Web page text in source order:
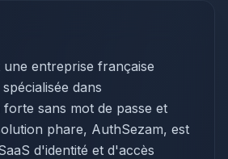
une entreprise française
dans
sans mot de passe et
phare, AuthSezam, est
d'identité et d'accès